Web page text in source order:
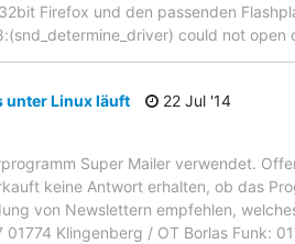
Firefox und den passenden
could not open
unter Linux läuft
22 Jul '14
Super Mailer verwendet.
keine Antwort erhalten, ob das
von Newslettern empfehlen,
Klingenberg / OT Borlas Funk: